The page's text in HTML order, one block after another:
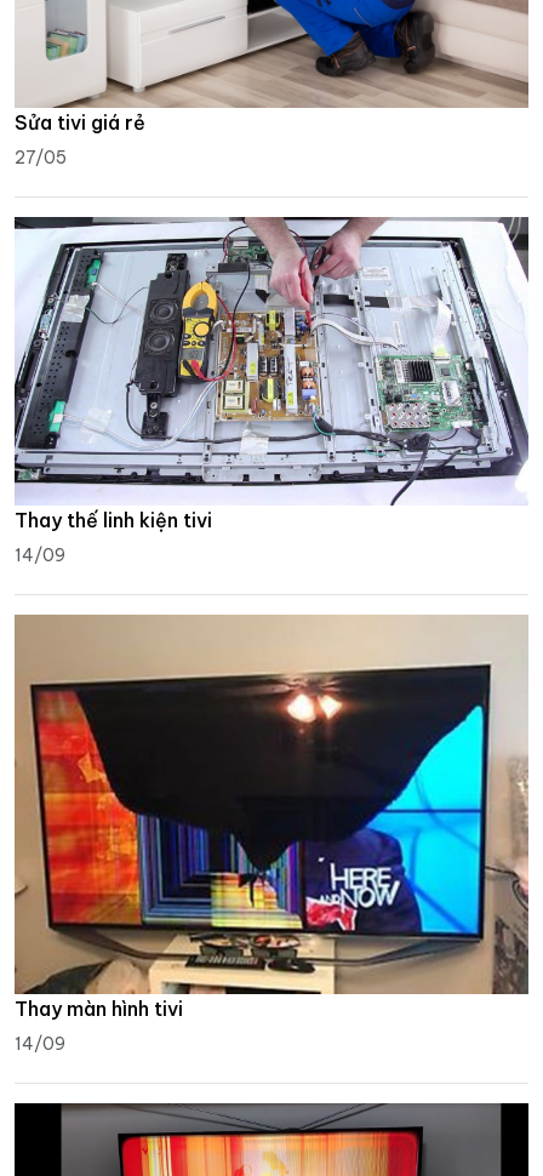
Sửa tivi giá rẻ
27/05
Thay thế linh kiện tivi
14/09
Thay màn hình tivi
14/09